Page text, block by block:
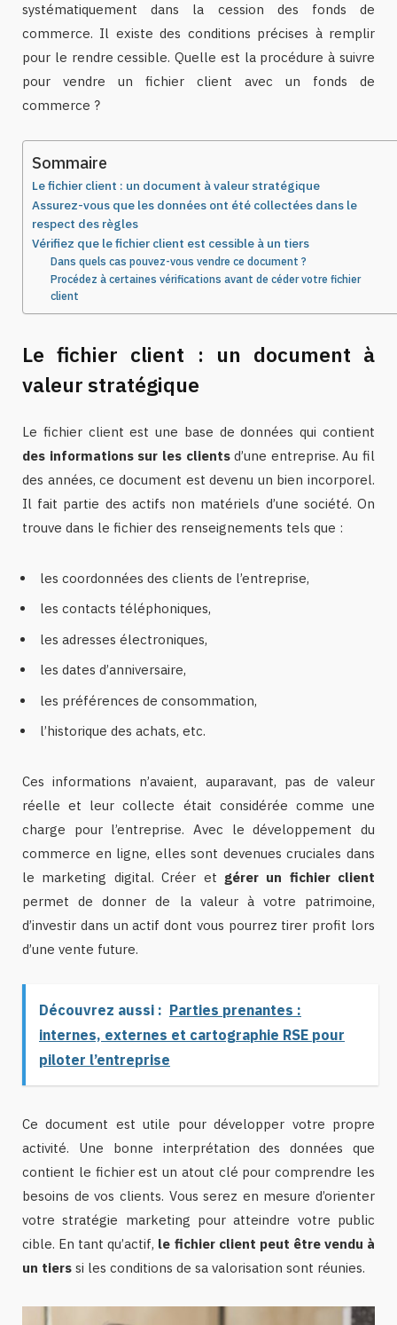
systématiquement dans la cession des fonds de
commerce. Il existe des conditions précises à remplir
pour le rendre cessible. Quelle est la procédure à suivre
pour vendre un fichier client avec un fonds de
commerce ?
Sommaire
Le fichier client : un document à valeur stratégique
Assurez-vous que les données ont été collectées dans le
respect des règles
Vérifiez que le fichier client est cessible à un tiers
Dans quels cas pouvez-vous vendre ce document ?
Procédez à certaines vérifications avant de céder votre fichier
client
Le fichier client : un document à
valeur stratégique
Le fichier client est une base de données qui contient
des informations sur les clientsd’une entreprise. Au fil
des années, ce document est devenu un bien incorporel.
Il fait partie des actifs non matériels d’une société. On
trouve dans le fichier des renseignements tels que :
les coordonnées des clients de l’entreprise,
les contacts téléphoniques,
les adresses électroniques,
les dates d’anniversaire,
les préférences de consommation,
l’historique des achats, etc.
Ces informations n’avaient, auparavant, pas de valeur
réelle et leur collecte était considérée comme une
charge pour l’entreprise. Avec le développement du
commerce en ligne, elles sont devenues cruciales dans
le marketing digital. Créer et gérer un fichier client
permet de donner de la valeur à votre patrimoine,
d’investir dans un actif dont vous pourrez tirer profit lors
d’une vente future.
Découvrez aussi : Parties prenantes :
internes, externes et cartographie RSE pour
piloter l’entreprise
Ce document est utile pour développer votre propre
activité. Une bonne interprétation des données que
contient le fichier est un atout clé pour comprendre les
besoins de vos clients. Vous serez en mesure d’orienter
votre stratégie marketing pour atteindre votre public
cible. En tant qu’actif, le fichier client peut être vendu à
un tiers si les conditions de sa valorisation sont réunies.